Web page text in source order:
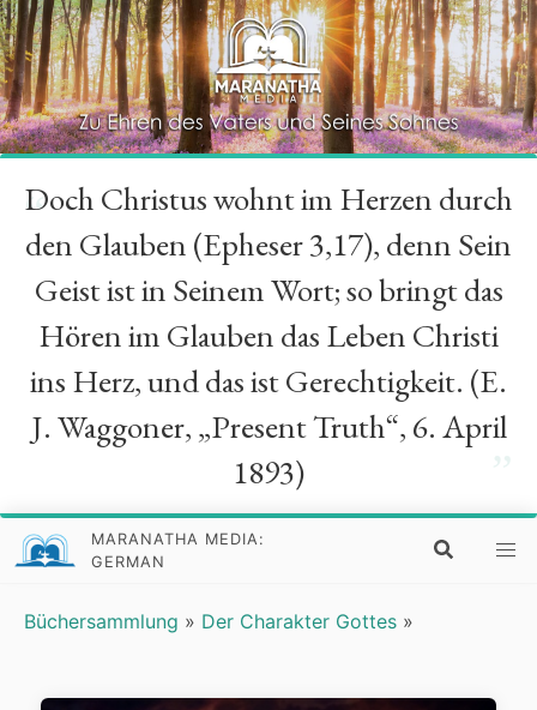
“
Doch Christus wohnt im Herzen durch
den Glauben (Epheser 3,17), denn Sein
Geist ist in Seinem Wort; so bringt das
Hören im Glauben das Leben Christi
ins Herz, und das ist Gerechtigkeit. (E.
J. Waggoner, „Present Truth“, 6. April
1893)
MARANATHA MEDIA:
GERMAN
Büchersammlung » Der Charakter Gottes »